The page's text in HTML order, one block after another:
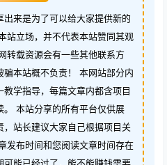
来是为了可以给大家提供新的
站立场，并不代表本站赞同其观
转载资源会有一些其他联系方
本站概不负责！ 本网站部分内
学指导，每篇文章内都含项目
本站分享的所有平台仅供展
站长建议大家自己根据项目关
发布时间和您阅读文章时间存在